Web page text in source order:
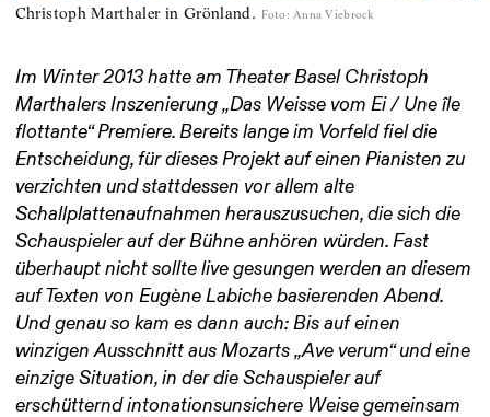
Christoph Marthaler in Grönland. Foto: Anna Viebrock
Im Winter 2013 hatte am Theater Basel Christoph
Marthalers Inszenierung „Das Weisse vom Ei / Une île
flottante“ Premiere. Bereits lange im Vorfeld fiel die
Entscheidung, für dieses Projekt auf einen Pianisten zu
verzichten und stattdessen vor allem alte
Schallplattenaufnahmen herauszusuchen, die sich die
Schauspieler auf der Bühne anhören würden. Fast
überhaupt nicht sollte live gesungen werden an diesem
auf Texten von Eugène Labiche basierenden Abend.
Und genau so kam es dann auch: Bis auf einen
winzigen Ausschnitt aus Mozarts „Ave verum“ und eine
einzige Situation, in der die Schauspieler auf
erschütternd intonationsunsichere Weise gemeinsam